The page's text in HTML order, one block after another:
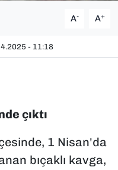
A- A+
- 11:18
çıktı
1 Nisan'da
bıçaklı kavga,